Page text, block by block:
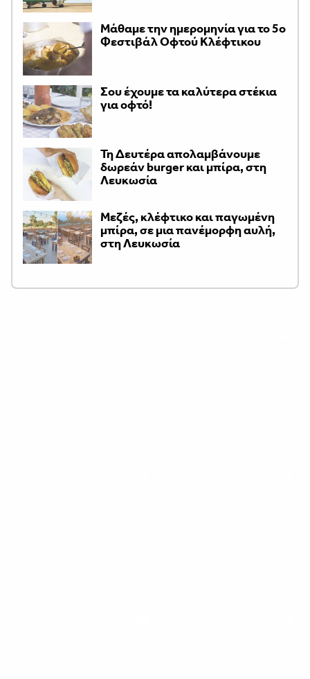
Μάθαμε την ημερομηνία για το 5ο
Φεστιβάλ Οφτού Κλέφτικου
Σου έχουμε τα καλύτερα στέκια
για οφτό!
Τη Δευτέρα απολαμβάνουμε
δωρεάν burger και μπίρα, στη
Λευκωσία
Μεζές, κλέφτικο και παγωμένη
μπίρα, σε μια πανέμορφη αυλή,
στη Λευκωσία